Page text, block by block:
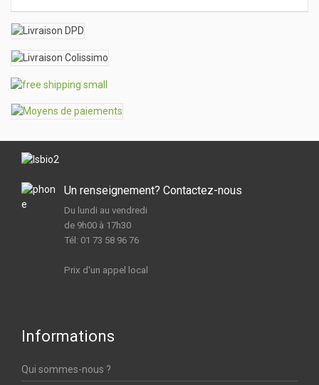
Un renseignement? Contactez-nous
Du lundi au vendredi
de 9h00 à 17h30
Tél: 01 73 58 96 76
Prix d'un appel local
Informations
Qui sommes-nous ?